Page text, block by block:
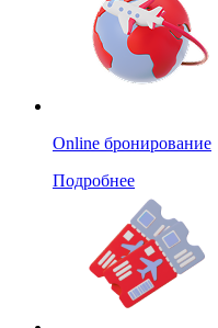
Online бронирование
Подробнее